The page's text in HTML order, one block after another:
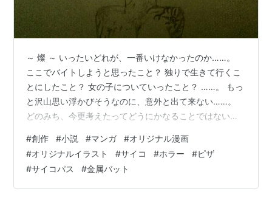
～ 燦 ～ いったいどれが、一番いけなかったのか……。
ここでバイトしようと思ったこと？ 独りで生きて行くこ
とにしたこと？ 女の子についていったこと？ ……。 もっ
と沢山思い浮かびそうなのに、意外と出て来ない……。
どのみち、今更考えたってどうにかなることではないけ
出す……。 あれはわたしが中学一年生のとき、夏休みに
入る前日の、蒸し暑い放課後だった……。 特に親しい友
達もおらず、部活や道場、家でも稽古ばかりしていたわ
たしに、同じクラスの女子が声を掛けてきた。 わたしと
#創作 #小説 #マンガ #オリジナル漫画
#オリジナルイラスト #サイコ #ホラー #ピザ
#サイコパス #金属バット